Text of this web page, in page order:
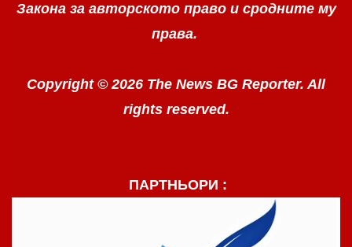
Закона за авторското право и сродните му
права.
Copyright © 2026 The News BG Reporter. All
rights reserved.
ПАРТНЬОРИ :